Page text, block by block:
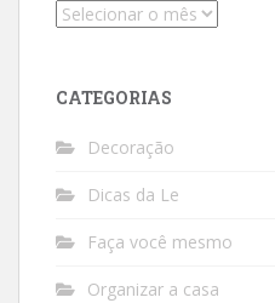
Arquivos
CATEGORIAS
Decoração
Dicas da Le
Faça você mesmo
Organizar a casa